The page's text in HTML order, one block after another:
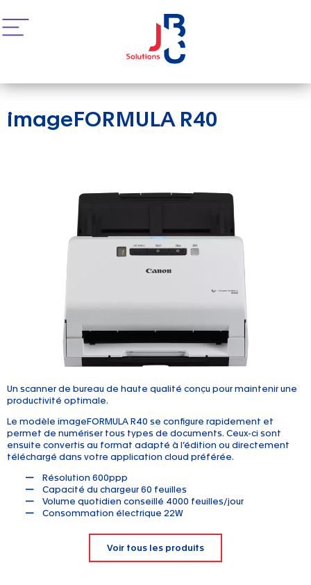
imageFORMULA R40
Un scanner de bureau de haute qualité conçu pour maintenir une
productivité optimale.
Le modèle imageFORMULA R40 se configure rapidement et
permet de numériser tous types de documents. Ceux-ci sont
ensuite convertis au format adapté à l’édition ou directement
téléchargé dans votre application cloud préférée.
Résolution 600ppp
Capacité du chargeur 60 feuilles
Volume quotidien conseillé 4000 feuilles/jour
Consommation électrique 22W
Voir tous les produits